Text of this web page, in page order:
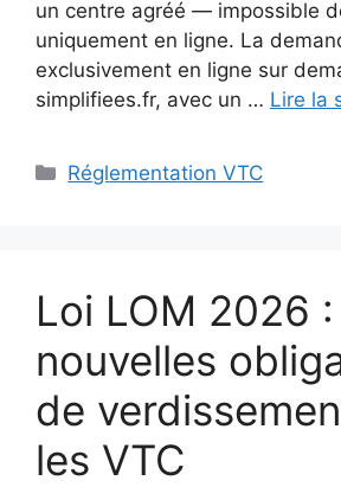
un centre agréé — impossible
uniquement en ligne. La
exclusivement en ligne sur
simplifiees.fr, avec un … Lire la
Catégories
Réglementation VTC
Loi LOM 2026
nouvelles
de
les VTC